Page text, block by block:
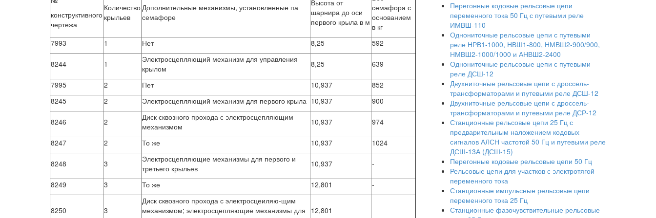
конструктивного
чертежа
Количество
крыльев
Дополнительные механизмы, установленные па
семафоре
Высота от
шарнира до оси
первого крыла в м
семафора с
основанием
в кг
7993
1 Нет 8,25 592
8244 1
Электросцепляющий механизм для управления
крылом
8,25 639
7995 2 Пет 10,937
852
8245
2 Электросцепляющий механизм для первого крыла 10,937 900
8246 2
Диск сквозного прохода с электросцепляющим
механизмом
10,937 974
8247 2 То же 10,937 1024
8248 3
Электросцепляющие механизмы для первого и
третьего крыльев
10,937 -
8249 3 То же 12,801 -
8250 3
Диск сквозного прохода с электросцеиляю-щим
механизмом; электросцепляющие механизмы для
12,801
Перегонные кодовые рельсовые цепи
переменного тока 50 Гц с путевыми реле
ИМВШ-110
Однониточные рельсовые цепи с путевыми
реле НРВ1-1000, НВШ1-800, НМВШ2-900/900,
НМВШ2-1000/1000 и АНВШ2-2400
Однониточные рельсовые цепи с путевыми
реле ДСШ-12
Двухниточные рельсовые цепи с дроссель-
трансформаторами и путевыми реле ДСШ-12
Двухниточные рельсовые цепи с дроссель-
трансформаторами и путевыми реле ДСР-12
Станционные рельсовые цепи 25 Гц с
предварительным наложением кодовых
сигналов АЛСН частотой 50 Гц и путевыми реле
ДСШ-13А (ДСШ-15)
Перегонные кодовые рельсовые цепи 50 Гц
Рельсовые цепи для участков с электротягой
переменного тока
Станционные импульсные рельсовые цепи
переменного тока 25 Гц
Станционные фазочувствительные рельсовые